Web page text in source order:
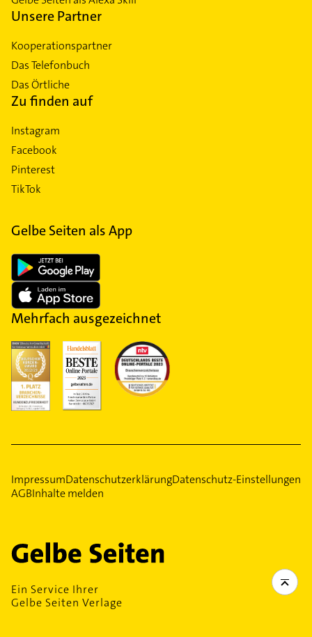
Unsere Partner
Kooperationspartner
Das Telefonbuch
Das Örtliche
Zu finden auf
Instagram
Facebook
Pinterest
TikTok
Gelbe Seiten als App
Mehrfach ausgezeichnet
ImpressumDatenschutzerklärungDatenschutz-Einstellungen
AGBInhalte melden
Ein Service Ihrer
Gelbe Seiten Verlage